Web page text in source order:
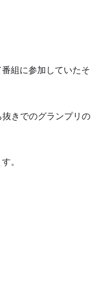
組に参加していたそ
抜きでのグランプリの
。